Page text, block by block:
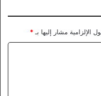
الإلزامية مشار إليها بـ *